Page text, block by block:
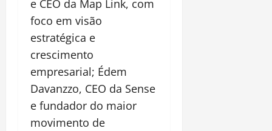
e CEO da Map Link, com
foco em visão
estratégica e
crescimento
empresarial; Édem
Davanzzo, CEO da Sense
e fundador do maior
movimento de